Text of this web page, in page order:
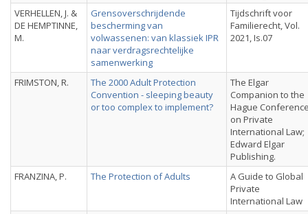
VERHELLEN, J. &
DE HEMPTINNE,
M.
Grensoverschrijdende
bescherming van
volwassenen: van klassiek IPR
naar verdragsrechtelijke
samenwerking
Tijdschrift voor
Familierecht, Vol.
2021, Is.07
FRIMSTON, R.
The 2000 Adult Protection
Convention - sleeping beauty
or too complex to implement?
The Elgar
Companion to the
Hague
on Private
International Law;
Edward Elgar
Publishing.
FRANZINA, P.
The Protection of Adults
A Guide to Global
Private
International Law